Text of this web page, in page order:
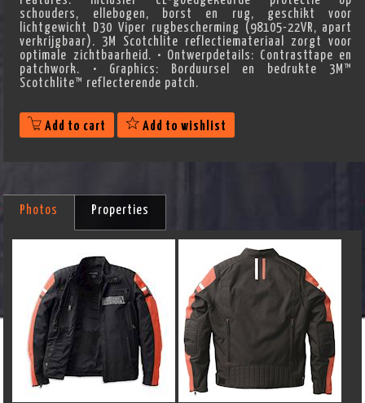
schouders, ellebogen, borst en rug, geschikt voor
lichtgewicht D30 Viper rugbescherming (98105-22VR, apart
verkrijgbaar). 3M Scotchlite reflectiemateriaal zorgt voor
optimale zichtbaarheid. • Ontwerpdetails: Contrasttape en
patchwork. • Graphics: Borduursel en bedrukte 3M™
Scotchlite™ reflecterende patch.
Add to cart Add to wishlist
Photos Properties